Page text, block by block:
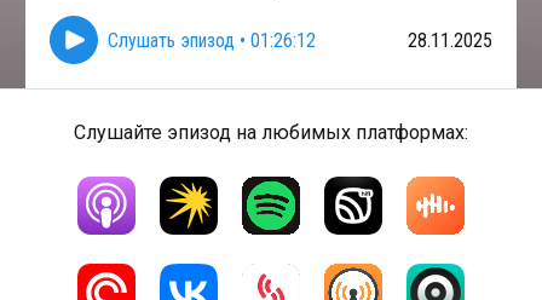
Слушать эпизод • 01:26:12 28.11.2025
Слушайте эпизод на любимых платформах: